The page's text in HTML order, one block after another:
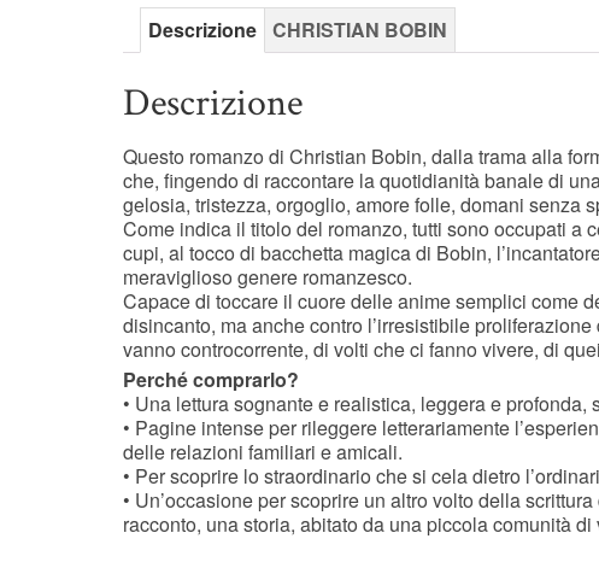
Descrizione CHRISTIAN BOBIN
Descrizione
Questo romanzo di Christian Bobin, dalla trama alla
che, fingendo di raccontare la quotidianità banale di
gelosia, tristezza, orgoglio, amore folle, domani senza
Come indica il titolo del romanzo, tutti sono occupati a
cupi, al tocco di bacchetta magica di Bobin,
meraviglioso genere romanzesco.
Capace di toccare il cuore delle anime semplici come
disincanto, ma anche contro l’irresistibile
vanno controcorrente, di volti che ci fanno vivere, di
Perché comprarlo?
• Una lettura sognante e realistica, leggera e
• Pagine intense per rileggere letterariamente
delle relazioni familiari e amicali.
• Per scoprire lo straordinario che si cela dietro
• Un’occasione per scoprire un altro volto della
racconto, una storia, abitato da una piccola comunità